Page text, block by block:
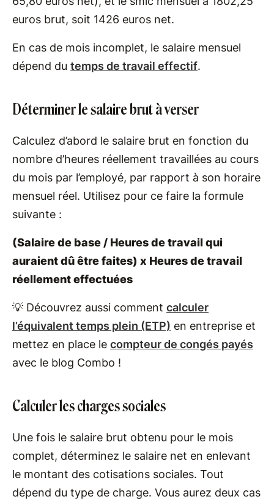
euros brut, soit 1426 euros net.
En cas de mois incomplet, le salaire mensuel
dépend du temps de travail effectif.
Déterminer le salaire brut à verser
Calculez d’abord le salaire brut en fonction du
nombre d’heures réellement travaillées au cours
du mois par l’employé, par rapport à son horaire
mensuel réel. Utilisez pour ce faire la formule
suivante :
(Salaire de base / Heures de travail qui
auraient dû être faites) x Heures de travail
réellement effectuées
💡 Découvrez aussi comment calculer
l’équivalent temps plein (ETP) en entreprise et
mettez en place le compteur de congés payés
avec le blog Combo !
Calculer les charges sociales
Une fois le salaire brut obtenu pour le mois
complet, déterminez le salaire net en enlevant
le montant des cotisations sociales. Tout
dépend du type de charge. Vous aurez deux cas